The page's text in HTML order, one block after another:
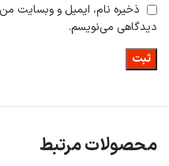
ذخیره نام، ایمیل و وبسایت من
دیدگاهی می‌نویسم.
محصولات مرتبط